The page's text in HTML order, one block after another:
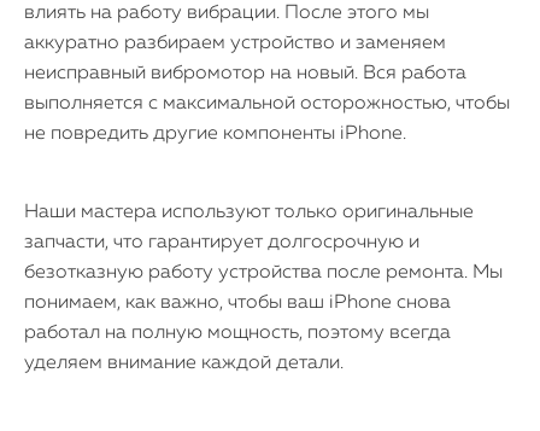
iPhone
MacBook
Watch
iPad
iMac
Mac Mini
влиять на работу вибрации. После этого мы
аккуратно разбираем устройство и заменяем
неисправный вибромотор на новый. Вся работа
выполняется с максимальной осторожностью, чтобы
не повредить другие компоненты iPhone.
Наши мастера используют только оригинальные
запчасти, что гарантирует долгосрочную и
безотказную работу устройства после ремонта. Мы
понимаем, как важно, чтобы ваш iPhone снова
работал на полную мощность, поэтому всегда
уделяем внимание каждой детали.